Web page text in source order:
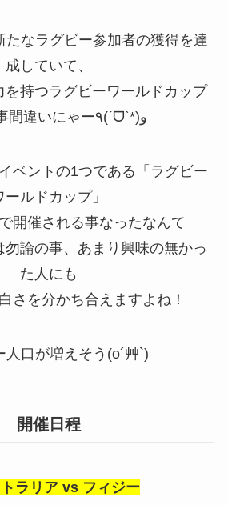
たなラグビー参加者の獲得を達
成していて、
を持つラグビーワールドカップ
となる事間違いにゃー٩(ˊᗜˋ*)و
ベントの1つである「ラグビー
ールドカップ」
開催される事なったなんて
勿論の事、あまり興味の無かっ
た人にも
さを分かち合えますよね！
人口が増えそう(o´艸`)
開催日程
ラリア vs フィジー